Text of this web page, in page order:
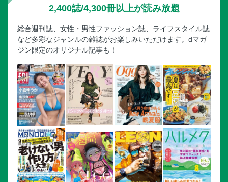
2,400誌/4,300冊以上が読み放題
総合週刊誌、女性・男性ファッション誌、ライフスタイル誌
など多彩なジャンルの雑誌がお楽しみいただけます。dマガ
ジン限定のオリジナル記事も！